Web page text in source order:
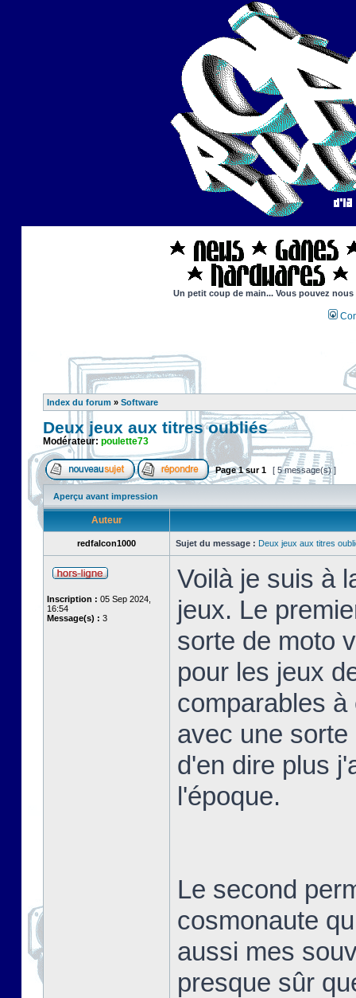
Un petit coup de main... Vous pouvez
Index du forum » Software
Deux jeux aux titres oubliés
Modérateur: poulette73
Page1sur1 [ 5 message(s) ]
Aperçu avant impression
Auteur
redfalcon1000 Sujet du message : Deux jeux aux titres
Inscription : 05 Sep 2024,
16:54
Message(s) : 3
Voilà je suis à
jeux. Le
sorte de moto
pour les jeux
comparables
avec une
d'en dire plus
l'époque.
Le second
cosmonaute
aussi mes
presque sûr